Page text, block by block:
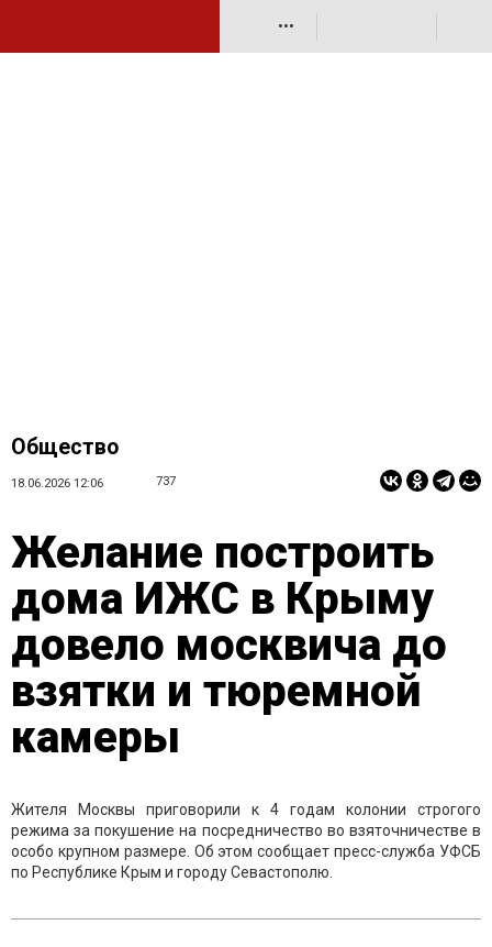
•••
Общество
18.06.2026 12:06 737
Желание построить
дома ИЖС в Крыму
довело москвича до
взятки и тюремной
камеры
Жителя Москвы приговорили к 4 годам колонии строгого
режима за покушение на посредничество во взяточничестве в
особо крупном размере. Об этом сообщает пресс-служба УФСБ
по Республике Крым и городу Севастополю.